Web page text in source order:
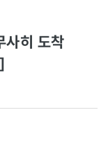
히 도착